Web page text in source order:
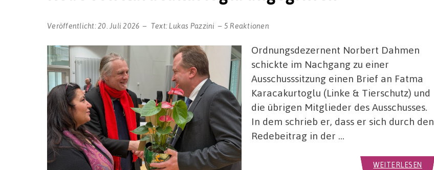
Veröffentlicht:20. Juli 2026 Text:Lukas Pazzini 5 Reaktionen
Ordnungsdezernent Norbert Dahmen
schickte im Nachgang zu einer
Ausschusssitzung einen Brief an Fatma
Karacakurtoglu (Linke & Tierschutz) und
die übrigen Mitglieder des Ausschusses.
In dem schrieb er, dass er sich durch den
Redebeitrag in der …
WEITERLESEN